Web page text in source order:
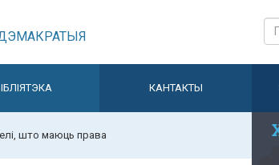
КАНТАКТЫ
што маюць права